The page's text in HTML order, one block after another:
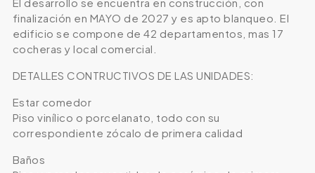
finalización en MAYO de 2027 y es apto blanqueo. El
edificio se compone de 42 departamentos, mas 17
cocheras y local comercial.
DETALLES CONTRUCTIVOS DE LAS UNIDADES:
Estar comedor
Piso vinílico o porcelanato, todo con su
correspondiente zócalo de primera calidad
Baños